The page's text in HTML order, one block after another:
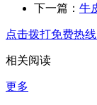
下一篇： 牛
点击拨打免费热线
相关阅读
更多